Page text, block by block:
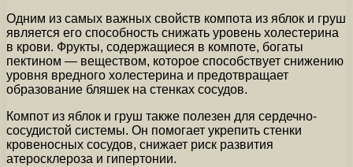
Одним из самых важных свойств компота из яблок и груш
является его способность снижать уровень холестерина
в крови. Фрукты, содержащиеся в компоте, богаты
пектином — веществом, которое способствует снижению
уровня вредного холестерина и предотвращает
образование бляшек на стенках сосудов.
Компот из яблок и груш также полезен для сердечно-
сосудистой системы. Он помогает укрепить стенки
кровеносных сосудов, снижает риск развития
атеросклероза и гипертонии.